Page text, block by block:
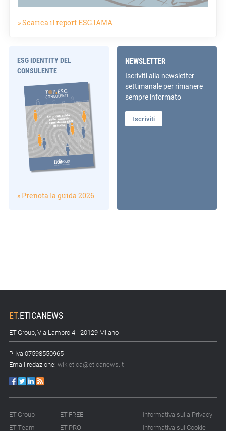
» Scarica il report ESG.IAMA
ESG IDENTITY DEL
CONSULENTE
» Prenota la guida 2026
NEWSLETTER
Iscriviti alla newsletter
settimanale per rimanere
sempre informato
Iscriviti
ET.ETICANEWS
ET.Group, Via Lambro 4 - 20129 Milano
P. Iva 07598550965
Email redazione: wikietica@eticanews.it
ET.Group
ET.Team
ET.FREE
ET.PRO
Informativa sulla Privacy
Informativa sui Cookie